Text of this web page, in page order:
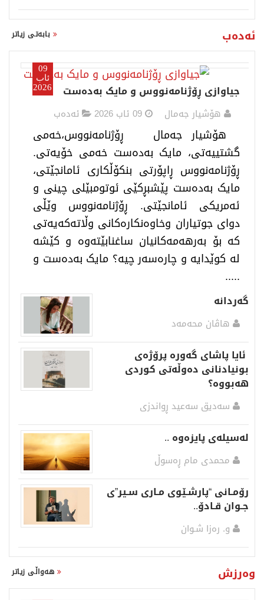
ئەدەب
09
ئاب
2026
جیاوازی ڕۆژنامەنووس و مایک بەدەست
هۆشیار جەمال ئەدەب
هۆشیار جەمال ڕۆژنامەنووس،خەمی
گشتییەتی، مایک بەدەست خەمی خۆیەتی.
ڕۆژنامەنووس ڕاپۆرتی بنکۆڵکاری ئامانجێتی،
مایک بەدەست پێشبڕکێی ئوتومبێلی چینی و
ئەمریکی ئامانجێتی. ڕۆژنامەنووس وێڵی
دوای جوتیاران وخاوەنکارەکانی وڵاتەکەیەتی
که بۆ بەرهەمەکانیان ساغنابێتەوە و کێشە
له کوێدایە و چارەسەر چیە؟ مایک بەدەست و
.....
گەردانە
هاڤان محەمەد
ئایا پاشای گەورە پرۆژەی
بونیادنانی دەوڵەتی كوردی
هەبووە؟
سەدیق سەعید ڕواندزی
لەسیلەی پایزەوە ..
محمدی مام ڕەسوڵ
رۆمـانی “پارشـێوی مـاری سـیر”ی
جـوان قـادۆ..
و. رەزا شـوان
وەرزش